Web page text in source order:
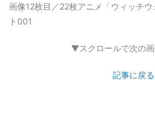
画像12枚目／22枚アニメ「ウィッチ
ト001
▼スクロールで次の
記事に戻る